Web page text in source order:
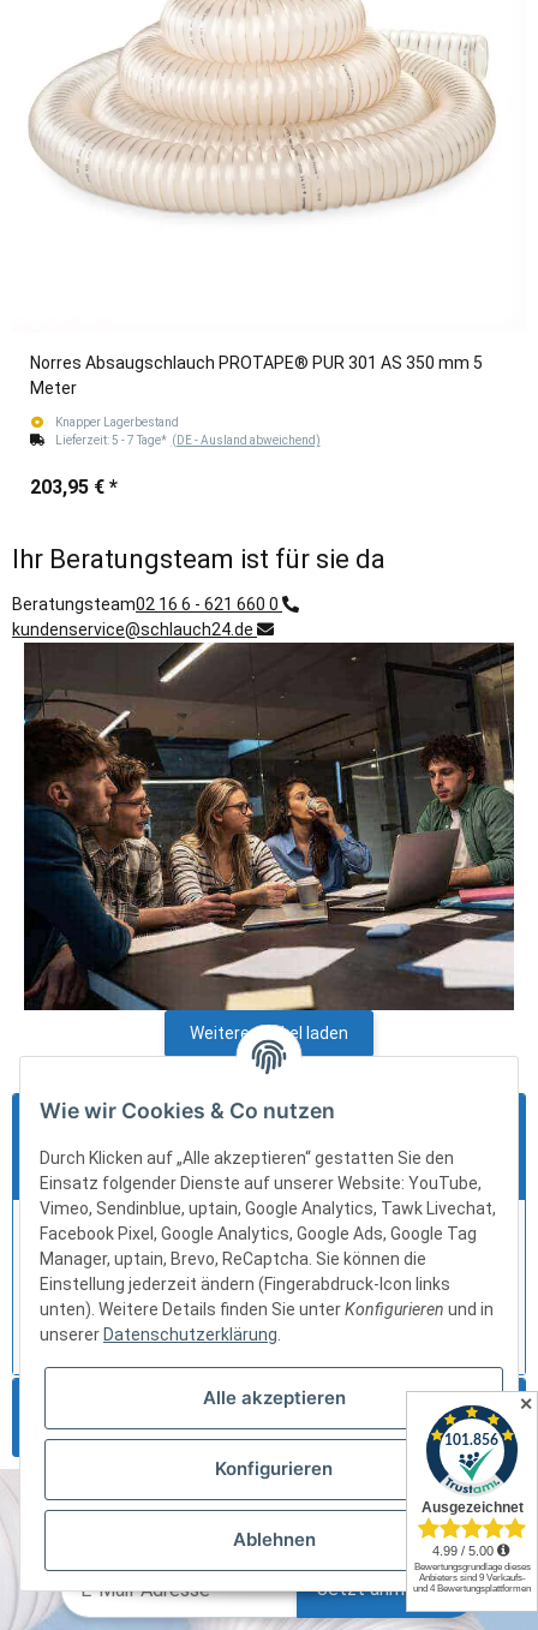
Norres Absaugschlauch PROTAPE® PUR 301 AS 350 mm 5
Meter
Knapper Lagerbestand
Lieferzeit:5 - 7 Tage* (DE - Ausland abweichend)
203,95 € *
Ihr Beratungsteam ist für sie da
Beratungsteam02 16 6 - 621 660 0
kundenservice@schlauch24.de
Weitere Artikel laden
Ausverkauf-Angebot?
Der Ausverkauf bei Schlauch24 bieten Ihnen hochwertige
Produkte zu besonders attraktiven Preisen – ideal für alle,
die schnell zuschlagen möchten. Perfekt geeignet für
Projekte, bei denen hohe Qualität gefragt ist und eine
gewisse Flexibilität bei der Produktauswahl besteht.
Was ist der Ausverkauf bei Schlauch24?
Newsletter abonnieren
Jetzt anmelden!
Wie wir Cookies & Co nutzen
Durch Klicken auf „Alle akzeptieren“ gestatten Sie den
Einsatz folgender Dienste auf unserer Website: YouTube,
Vimeo, Sendinblue, uptain, Google Analytics, Tawk Livechat,
Facebook Pixel, Google Analytics, Google Ads, Google Tag
Manager, uptain, Brevo, ReCaptcha. Sie können die
Einstellung jederzeit ändern (Fingerabdruck-Icon links
unten). Weitere Details finden Sie unterKonfigurieren und in
unserer Datenschutzerklärung.
Alle akzeptieren
Konfigurieren
Ablehnen
✕